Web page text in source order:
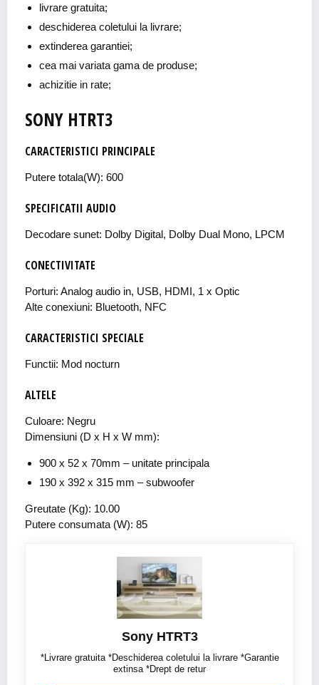
livrare gratuita;
deschiderea coletului la livrare;
extinderea garantiei;
cea mai variata gama de produse;
achizitie in rate;
SONY HTRT3
CARACTERISTICI PRINCIPALE
Putere totala(W): 600
SPECIFICATII AUDIO
Decodare sunet: Dolby Digital, Dolby Dual Mono, LPCM
CONECTIVITATE
Porturi: Analog audio in, USB, HDMI, 1 x Optic
Alte conexiuni: Bluetooth, NFC
CARACTERISTICI SPECIALE
Functii: Mod nocturn
ALTELE
Culoare: Negru
Dimensiuni (D x H x W mm):
900 x 52 x 70mm – unitate principala
190 x 392 x 315 mm – subwoofer
Greutate (Kg): 10.00
Putere consumata (W): 85
Sony HTRT3
*Livrare gratuita *Deschiderea coletului la livrare *Garantie
extinsa *Drept de retur